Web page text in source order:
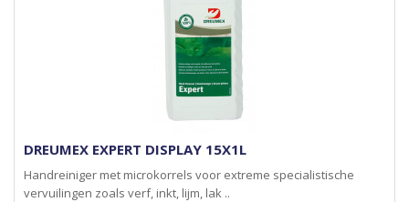
DREUMEX EXPERT DISPLAY 15X1L
Handreiniger met microkorrels voor extreme specialistische
vervuilingen zoals verf, inkt, lijm, lak ..